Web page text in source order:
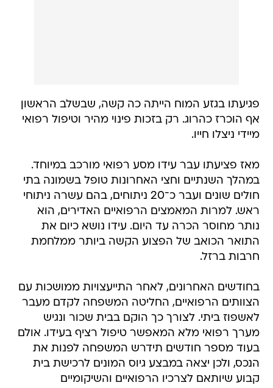
פגיעתו בגזע המוח הייתה כה קשה, שבשלב הראשון
אף הוכרז כהרוג. רק בזכות פינוי מהיר וטיפול רפואי
מיידי ניצלו חייו.
מאז פציעתו עבר עידו מסע רפואי מורכב במיוחד.
במהלך השנתיים וחצי האחרונות טופל בשמונה בתי
חולים שונים ועבר כ־20 ניתוחים, בהם עשרה ניתוחי
ראש. למרות המאמצים הרפואיים האדירים, הוא
נותר מחוסר הכרה עד היום. עידו נושא כיום את
התואר הכואב של הפצוע הקשה ביותר ממלחמת
חרבות ברזל.
בחודשים האחרונים, לאחר התייעצויות ממושכות עם
הצוותים הרפואיים, החליטה המשפחה לקדם מעבר
לאשפוז ביתי. לצורך כך הוקם בבית שכור ונגיש
מערך רפואי מלא המאפשר טיפול רציף בעידו. אולם
בעוד מספר חודשים תידרש המשפחה לפנות את
הנכס, ולכן יצאה במבצע גיוס המונים לרכישת בית
קבוע שיותאם לצרכיו הרפואיים והשיקומיים